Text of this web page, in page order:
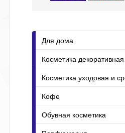
Для дома
Косметика декоративная
Косметика уходовая и
Кофе
Обувная косметика